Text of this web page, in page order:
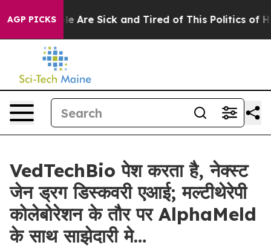
AGP PICKS
“People Are Sick and Tired of This Politics of
VedTechBio पेश करता है, नेक्स्ट
जेन ड्रग डिस्कवरी एआई; मल्टीथेरेपी
कोलेबोरेशन के तौर पर AlphaMeld
के साथ साझेदारी मे…